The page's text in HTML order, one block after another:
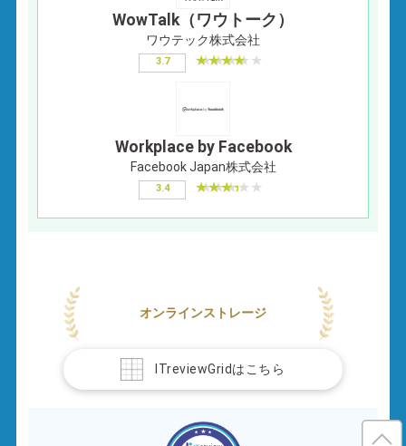
WowTalk（ワウトーク）
ワウテック株式会社
3.7
Workplace by Facebook
Facebook Japan株式会社
3.4
オンラインストレージ
ITreviewGridはこちら